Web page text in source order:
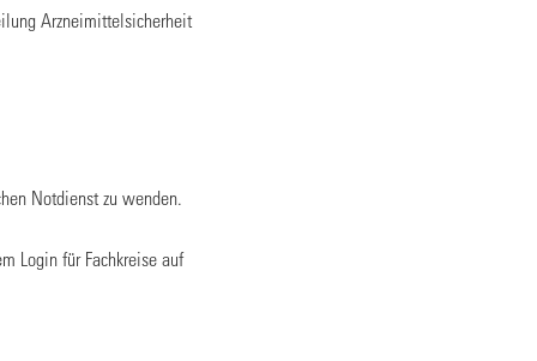
Arzneimittelsicherheit
Notdienst zu wenden.
Login für Fachkreise auf